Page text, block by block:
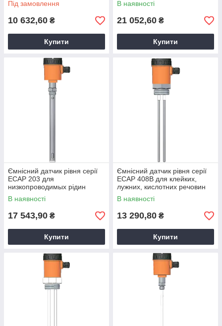
Під замовлення
10 632,60 ₴
Купити
В наявності
21 052,60 ₴
Купити
Ємнісний датчик рівня серії
ECAP 203 для
низкопроводимых рідин
В наявності
17 543,90 ₴
Купити
Ємнісний датчик рівня серії
ECAP 408B для клейких,
лужних, кислотних речовин
(корпус алюміній)
В наявності
13 290,80 ₴
Купити